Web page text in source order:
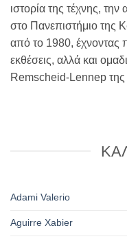
ιστορία της τέχνης,
στο Πανεπιστήμιο της
από το 1980, έχνοντας
εκθέσεις, αλλά και
Remscheid-Lennep της
Adami Valerio
Aguirre Xabier